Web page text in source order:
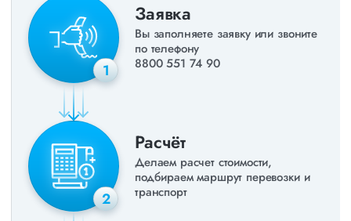
1
Заявка
Вы заполняете заявку или звоните
по телефону
8800 551 74 90
2
Расчёт
Делаем расчет стоимости,
подбираем маршрут перевозки и
транспорт